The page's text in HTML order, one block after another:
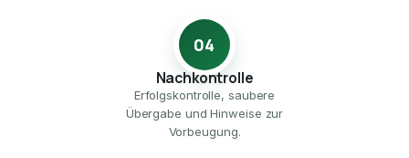
04
Nachkontrolle
Erfolgskontrolle, saubere
Übergabe und Hinweise zur
Vorbeugung.